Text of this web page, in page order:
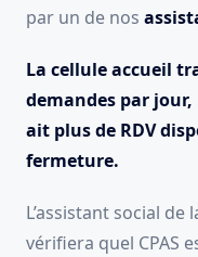
par un de nos
La cellule accueil
demandes par jour,
ait plus de RDV
fermeture.
L’assistant social
vérifiera quel CPAS